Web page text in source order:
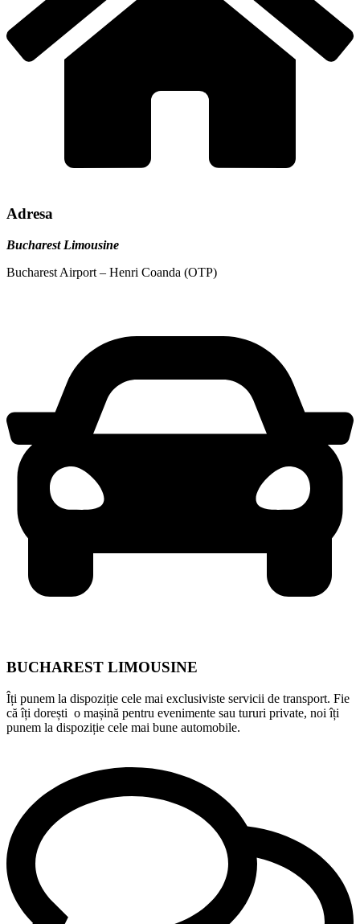
Adresa
Bucharest Limousine
Bucharest Airport – Henri Coanda (OTP)
BUCHAREST LIMOUSINE
Îți punem la dispoziție cele mai exclusiviste servicii de transport. Fie
că îți dorești o mașină pentru evenimente sau tururi private, noi îți
punem la dispoziție cele mai bune automobile.